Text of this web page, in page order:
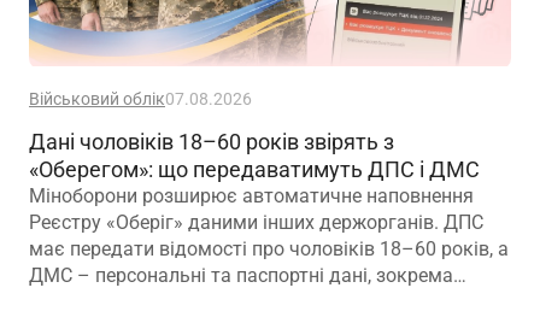
Військовий облік07.08.2026
Дані чоловіків 18–60 років звірять з
«Оберегом»: що передаватимуть ДПС і ДМС
Міноборони розширює автоматичне наповнення
Реєстру «Оберіг» даними інших держорганів. ДПС
має передати відомості про чоловіків 18–60 років, а
ДМС – персональні та паспортні дані, зокрема